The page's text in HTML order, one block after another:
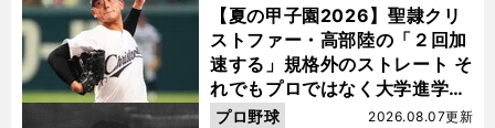
【夏の甲子園2026】聖隷クリ
ストファー・高部陸の「２回加
速する」規格外のストレート そ
れでもプロではなく大学進学を
選ぶ理由
2026.08.07更新
プロ野球